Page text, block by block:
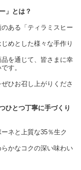
」とは？
ある「ティラミスヒー
めとした様々な手作り
を通じて、皆さまに幸
す。
ひお召し上がりくださ
ひとつ丁寧に手づくり
ネと上質な35％生ク
かなコクの深い味わい